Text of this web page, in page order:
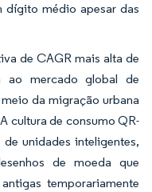
dígito médio apesar das
de CAGR mais alta de
ao mercado global de
da migração urbana
cultura de consumo QR-
unidades inteligentes,
de moeda que
temporariamente